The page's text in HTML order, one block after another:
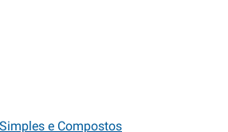
e Compostos